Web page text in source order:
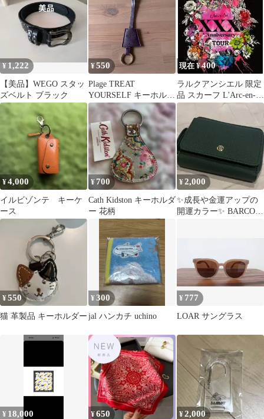
¥1,222
【美品】WEGO スタッ
ズベルト ブラック
¥550
Plage TREAT
YOURSELF キーホルダ
ー ダークパープル
現在 ¥400
ラルクアンシエル 限定
品 スカーフ L'Arc-en-
Ciel ラルク 薔薇
¥4,000
イルビゾンテ キーケ
ース
¥700
Cath Kidston キーホルダ
ー 花柄
¥2,000
✨成長や金運アップの
開運カラー✨ BARCOS
¥550
猫 革製品 キーホルダー
¥300
jal ハンカチ uchino
¥ 777
LOAR サングラス
¥ 18,000 ¥650 ¥2,000